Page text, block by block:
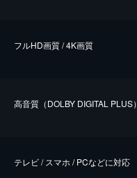
フルHD画質 / 4K画質
⾼⾳質（DOLBY DIGITAL PLUS）
テレビ / スマホ / PCなどに対応